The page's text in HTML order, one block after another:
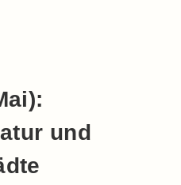
und